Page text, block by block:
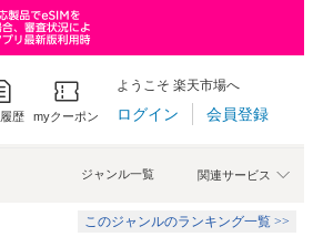
歴 myクーポン
ようこそ 楽天市場へ
ログイン 会員登録
関連サービス
ジャンル一覧
このジャンルのランキング一覧 >>